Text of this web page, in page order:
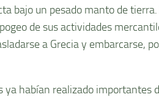
bajo un pesado manto de
de sus actividades
a Grecia y embarcarse,
ya habían realizado importantes